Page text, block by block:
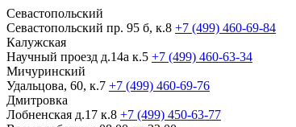
Севастопольский
Севастопольский пр. 95 б, к.8 +7 (499) 460-69-84
Калужская
Научный проезд д.14а к.5 +7 (499) 460-63-34
Мичуринский
Удальцова, 60, к.7 +7 (499) 460-69-76
Дмитровка
Лобненская д.17 к.8 +7 (499) 450-63-77